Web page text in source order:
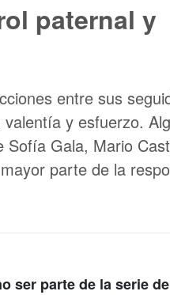
paternal y
entre sus
y esfuerzo.
Gala, Mario
parte de la
ser parte de la serie